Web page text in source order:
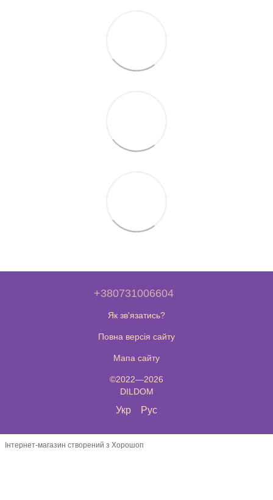
+380731006604
Як зв'язатись?
Повна версія сайту
Мапа сайту
©2022—2026
DILDOM
Укр Рус
Інтернет-магазин створений з Хорошоп